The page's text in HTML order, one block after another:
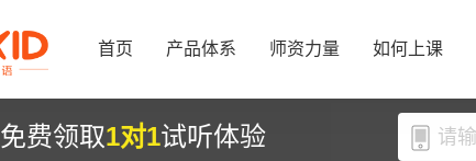
首页 产品体系 师资力量 如何上课
免费领取1对1试听体验